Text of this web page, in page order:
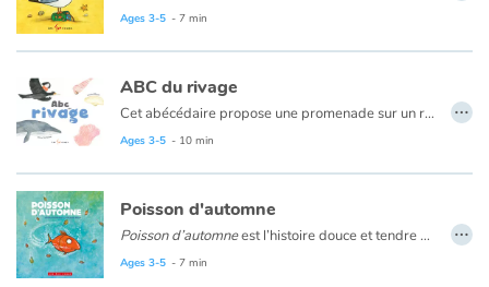
Blog
Learn french with Storyplay'r
French book lists for children
Reading for children
Activities and workshops
Ages 3-5 - 7 min
ABC du rivage
Cet abécédaire propose une promenade sur un rivage fascinant en compagnie d’une fillette avide de découvertes. Coquille de buccin, éponge de mer, grand phare… Avec ses proches, la petite narratrice observe les trésors du rivage et fait l’expérience des joies d’un moment passé au bord de la mer.
Ages 3-5 - 10 min
…
Poisson d'automne
Poisson d’automneest l’histoire douce et tendre d’un petit poisson qui, à l’approche de l’automne, voit son univers se transformer. Il se sent seul, son ami têtard n’est plus le même depuis qu’il a quatre pattes. L’eau est maintenant plus froide et il n’y a plus de canards pour zigzaguer entre leurs palmes. Mais, surprise! Il se passe quelque chose à la surface de l’eau. Il y a un nouveau. Peut-être pourrait-il jouer avec lui ?
Ages 3-5 - 7 min
…